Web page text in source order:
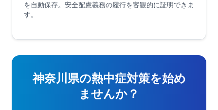
を自動保存。安全配慮義務の履行を客観的に証明できま
す。
神奈川県の熱中症対策を始め
ませんか？